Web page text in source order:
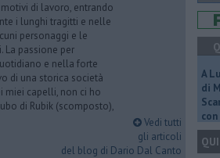
di lavoro, entrando
i lunghi tragitti e nelle
personaggi e le
La passione per
e nella forte
di una storica società
miei capelli, non ci ho
di Rubik (scomposto),
Vedi tutti
gli articoli
del blog di Dario Dal Canto
A
di
QUI